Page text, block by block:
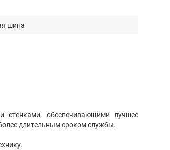
шина
стенками, обеспечивающими лучшее
длительным сроком службы.